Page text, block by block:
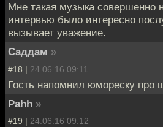
Мне такая музыка совершенно
интервью было интересно
вызывает уважение.
Саддам »
#18 | 24.06.16 09:11
Гость напомнил юмореску про
Pahh »
#19 | 24.06.16 09:12